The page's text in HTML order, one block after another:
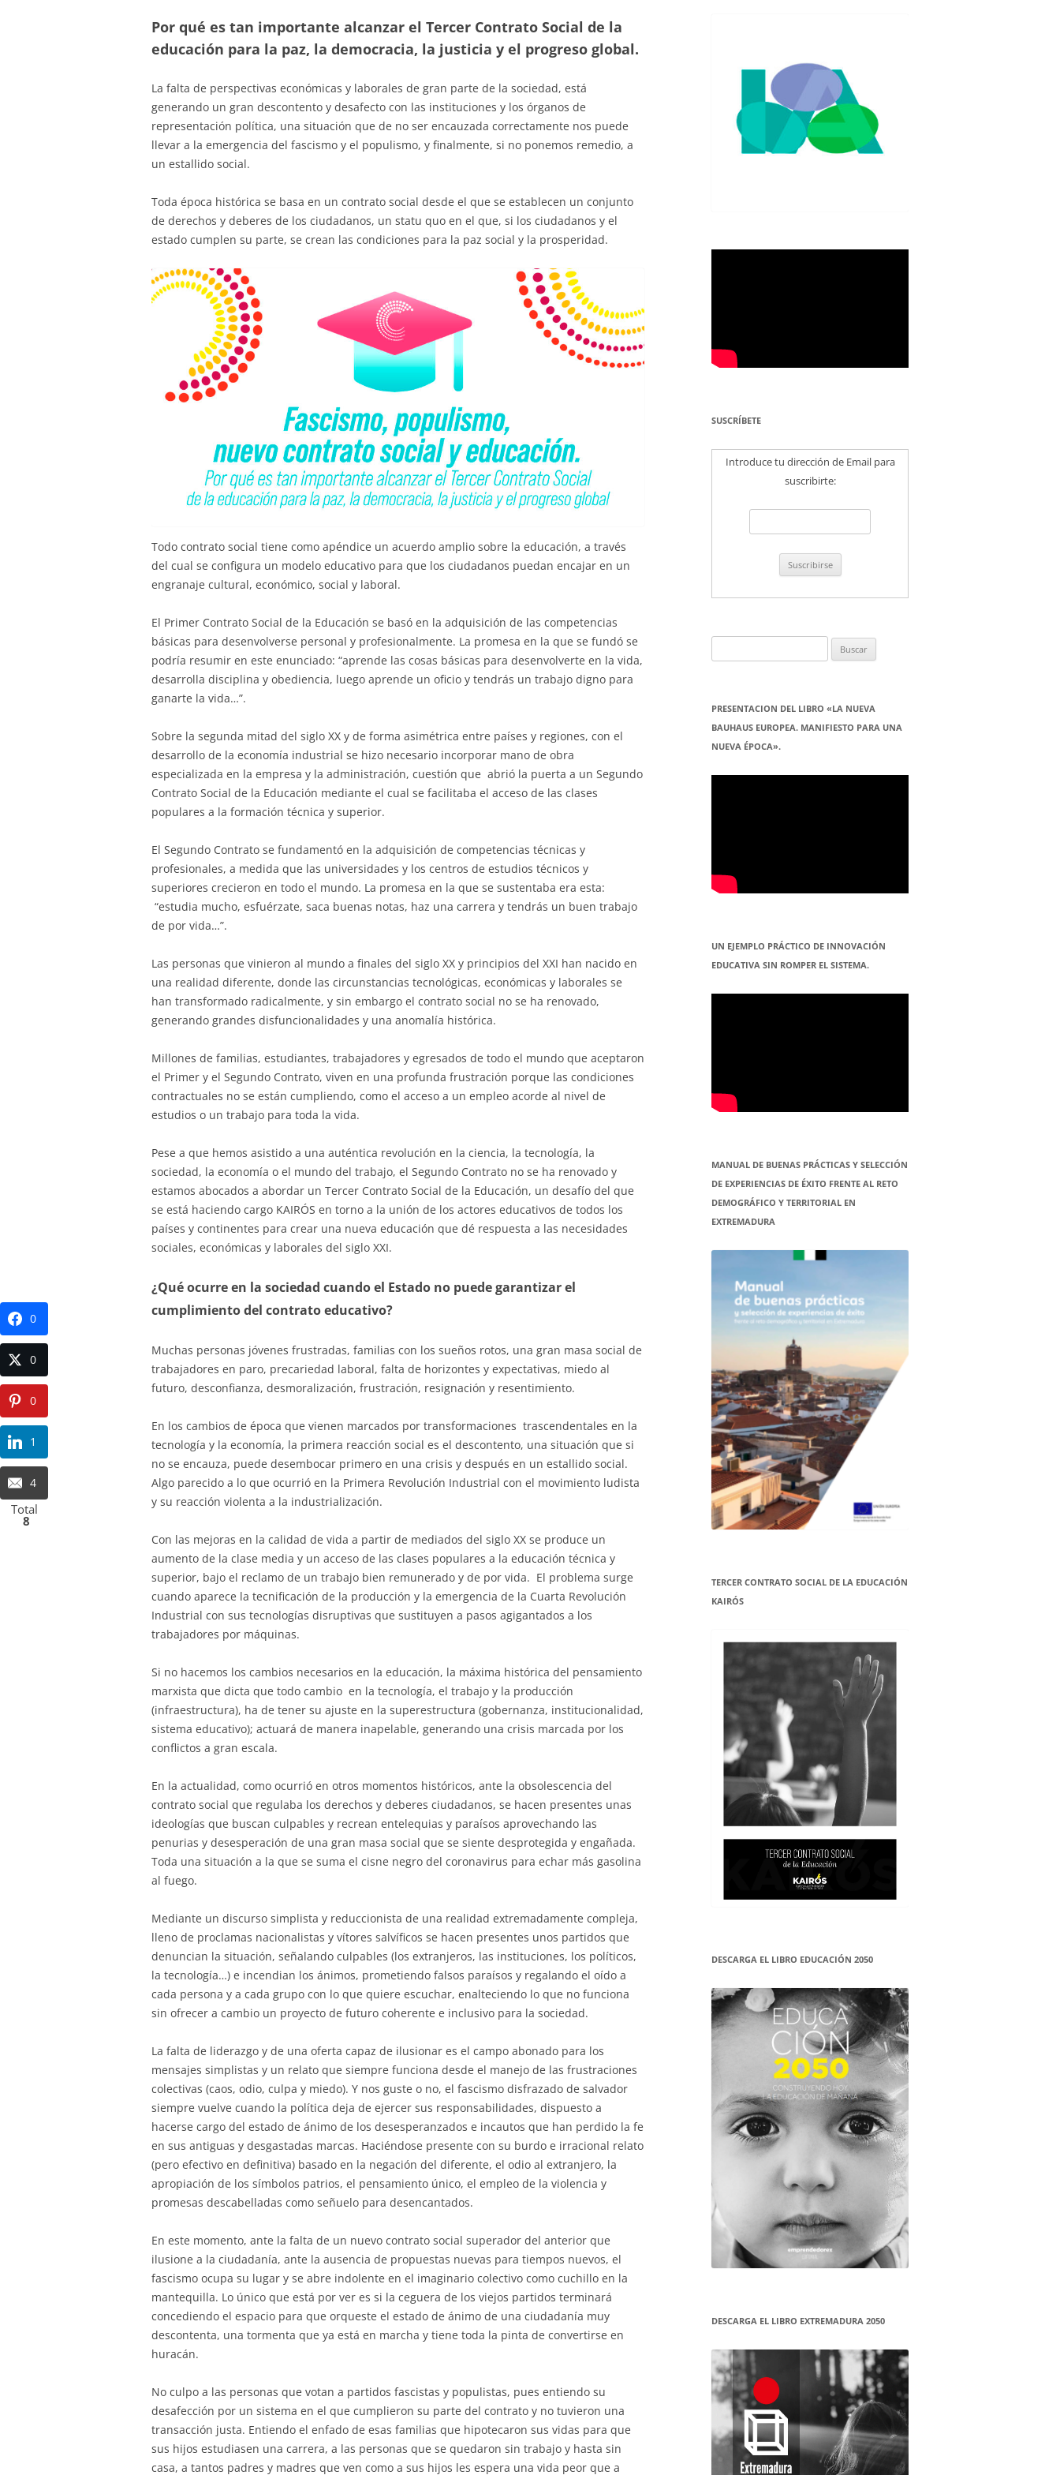
DESARROLLO DE COMPETENCIAS
GENÉRICAS DESDE EL MODELO 6-9
NUEVOS EMPRENDEDORES EN TU
PAÍS
GESTIÓN DEL CONOCIMIENTO EN
UN NUEVO ENTENDIMIENTO DEL
TUS RASGOS DE LIDERAZGO
TU MAPA DE LIDERAZGO
Por qué es tan importante alcanzar el Tercer Contrato Social de la
educación para la paz, la democracia, la justicia y el progreso global.
La falta de perspectivas económicas y laborales de gran parte de la sociedad, está
generando un gran descontento y desafecto con las instituciones y los órganos de
representación política, una situación que de no ser encauzada correctamente nos puede
llevar a la emergencia del fascismo y el populismo, y finalmente, si no ponemos remedio, a
un estallido social.
Toda época histórica se basa en un contrato social desde el que se establecen un conjunto
de derechos y deberes de los ciudadanos, un statu quo en el que, si los ciudadanos y el
estado cumplen su parte, se crean las condiciones para la paz social y la prosperidad.
Todo contrato social tiene como apéndice un acuerdo amplio sobre la educación, a través
del cual se configura un modelo educativo para que los ciudadanos puedan encajar en un
engranaje cultural, económico, social y laboral.
El Primer Contrato Social de la Educación se basó en la adquisición de las competencias
básicas para desenvolverse personal y profesionalmente. La promesa en la que se fundó se
podría resumir en este enunciado: “aprende las cosas básicas para desenvolverte en la vida,
desarrolla disciplina y obediencia, luego aprende un oficio y tendrás un trabajo digno para
ganarte la vida…”.
Sobre la segunda mitad del siglo XX y de forma asimétrica entre países y regiones, con el
desarrollo de la economía industrial se hizo necesario incorporar mano de obra
especializada en la empresa y la administración, cuestión que abrió la puerta a un Segundo
Contrato Social de la Educación mediante el cual se facilitaba el acceso de las clases
populares a la formación técnica y superior.
El Segundo Contrato se fundamentó en la adquisición de competencias técnicas y
profesionales, a medida que las universidades y los centros de estudios técnicos y
superiores crecieron en todo el mundo. La promesa en la que se sustentaba era esta:
“estudia mucho, esfuérzate, saca buenas notas, haz una carrera y tendrás un buen trabajo
de por vida…”.
Las personas que vinieron al mundo a finales del siglo XX y principios del XXI han nacido en
una realidad diferente, donde las circunstancias tecnológicas, económicas y laborales se
han transformado radicalmente, y sin embargo el contrato social no se ha renovado,
generando grandes disfuncionalidades y una anomalía histórica.
Millones de familias, estudiantes, trabajadores y egresados de todo el mundo que aceptaron
el Primer y el Segundo Contrato, viven en una profunda frustración porque las condiciones
contractuales no se están cumpliendo, como el acceso a un empleo acorde al nivel de
estudios o un trabajo para toda la vida.
Pese a que hemos asistido a una auténtica revolución en la ciencia, la tecnología, la
sociedad, la economía o el mundo del trabajo, el Segundo Contrato no se ha renovado y
estamos abocados a abordar un Tercer Contrato Social de la Educación, un desafío del que
se está haciendo cargo KAIRÓS en torno a la unión de los actores educativos de todos los
países y continentes para crear una nueva educación que dé respuesta a las necesidades
sociales, económicas y laborales del siglo XXI.
¿Qué ocurre en la sociedad cuando el Estado no puede garantizar el
cumplimiento del contrato educativo?
Muchas personas jóvenes frustradas, familias con los sueños rotos, una gran masa social de
trabajadores en paro, precariedad laboral, falta de horizontes y expectativas, miedo al
futuro, desconfianza, desmoralización, frustración, resignación y resentimiento.
En los cambios de época que vienen marcados por transformaciones trascendentales en la
tecnología y la economía, la primera reacción social es el descontento, una situación que si
no se encauza, puede desembocar primero en una crisis y después en un estallido social.
Algo parecido a lo que ocurrió en la Primera Revolución Industrial con el movimiento ludista
y su reacción violenta a la industrialización.
Con las mejoras en la calidad de vida a partir de mediados del siglo XX se produce un
aumento de la clase media y un acceso de las clases populares a la educación técnica y
superior, bajo el reclamo de un trabajo bien remunerado y de por vida. El problema surge
cuando aparece la tecnificación de la producción y la emergencia de la Cuarta Revolución
Industrial con sus tecnologías disruptivas que sustituyen a pasos agigantados a los
trabajadores por máquinas.
Si no hacemos los cambios necesarios en la educación, la máxima histórica del pensamiento
marxista que dicta que todo cambio en la tecnología, el trabajo y la producción
(infraestructura), ha de tener su ajuste en la superestructura (gobernanza, institucionalidad,
sistema educativo); actuará de manera inapelable, generando una crisis marcada por los
conflictos a gran escala.
En la actualidad, como ocurrió en otros momentos históricos, ante la obsolescencia del
contrato social que regulaba los derechos y deberes ciudadanos, se hacen presentes unas
ideologías que buscan culpables y recrean entelequias y paraísos aprovechando las
penurias y desesperación de una gran masa social que se siente desprotegida y engañada.
Toda una situación a la que se suma el cisne negro del coronavirus para echar más gasolina
al fuego.
Mediante un discurso simplista y reduccionista de una realidad extremadamente compleja,
lleno de proclamas nacionalistas y vítores salvíficos se hacen presentes unos partidos que
denuncian la situación, señalando culpables (los extranjeros, las instituciones, los políticos,
la tecnología…) e incendian los ánimos, prometiendo falsos paraísos y regalando el oído a
cada persona y a cada grupo con lo que quiere escuchar, enalteciendo lo que no funciona
sin ofrecer a cambio un proyecto de futuro coherente e inclusivo para la sociedad.
La falta de liderazgo y de una oferta capaz de ilusionar es el campo abonado para los
mensajes simplistas y un relato que siempre funciona desde el manejo de las frustraciones
colectivas (caos, odio, culpa y miedo). Y nos guste o no, el fascismo disfrazado de salvador
siempre vuelve cuando la política deja de ejercer sus responsabilidades, dispuesto a
hacerse cargo del estado de ánimo de los desesperanzados e incautos que han perdido la fe
en sus antiguas y desgastadas marcas. Haciéndose presente con su burdo e irracional relato
(pero efectivo en definitiva) basado en la negación del diferente, el odio al extranjero, la
apropiación de los símbolos patrios, el pensamiento único, el empleo de la violencia y
promesas descabelladas como señuelo para desencantados.
En este momento, ante la falta de un nuevo contrato social superador del anterior que
ilusione a la ciudadanía, ante la ausencia de propuestas nuevas para tiempos nuevos, el
fascismo ocupa su lugar y se abre indolente en el imaginario colectivo como cuchillo en la
mantequilla. Lo único que está por ver es si la ceguera de los viejos partidos terminará
concediendo el espacio para que orqueste el estado de ánimo de una ciudadanía muy
descontenta, una tormenta que ya está en marcha y tiene toda la pinta de convertirse en
huracán.
No culpo a las personas que votan a partidos fascistas y populistas, pues entiendo su
desafección por un sistema en el que cumplieron su parte del contrato y no tuvieron una
transacción justa. Entiendo el enfado de esas familias que hipotecaron sus vidas para que
sus hijos estudiasen una carrera, a las personas que se quedaron sin trabajo y hasta sin
casa, a tantos padres y madres que ven como a sus hijos les espera una vida peor que a
SUSCRÍBETE
Introduce tu dirección de Email para
suscribirte:
PRESENTACION DEL LIBRO «LA NUEVA
BAUHAUS EUROPEA. MANIFIESTO PARA UNA
NUEVA ÉPOCA».
UN EJEMPLO PRÁCTICO DE INNOVACIÓN
EDUCATIVA SIN ROMPER EL SISTEMA.
MANUAL DE BUENAS PRÁCTICAS Y SELECCIÓN
DE EXPERIENCIAS DE ÉXITO FRENTE AL RETO
DEMOGRÁFICO Y TERRITORIAL EN
EXTREMADURA
TERCER CONTRATO SOCIAL DE LA EDUCACIÓN
KAIRÓS
DESCARGA EL LIBRO EDUCACIÓN 2050
DESCARGA EL LIBRO EXTREMADURA 2050
0
0
0
1
4
Total
8